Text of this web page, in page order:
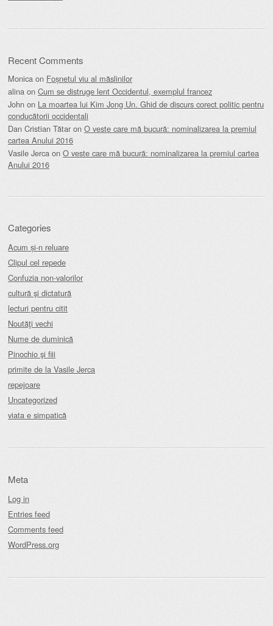
Recent Comments
Monica on Foșnetul viu al măslinilor
alina on Cum se distruge lent Occidentul, exemplul francez
John on La moartea lui Kim Jong Un. Ghid de discurs corect politic pentru
conducătorii occidentali
Dan Cristian Tătar on O veste care mă bucură: nominalizarea la premiul
cartea Anului 2016
Vasile Jerca on O veste care mă bucură: nominalizarea la premiul cartea
Anului 2016
Categories
Acum și-n reluare
Clipul cel repede
Confuzia non-valorilor
cultură şi dictatură
lecturi pentru citit
Noutăţi vechi
Nume de duminică
Pinochio şi fiii
primite de la Vasile Jerca
repejoare
Uncategorized
viata e simpatică
Meta
Log in
Entries feed
Comments feed
WordPress.org